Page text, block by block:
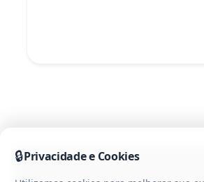
🔒Privacidade e Cookies